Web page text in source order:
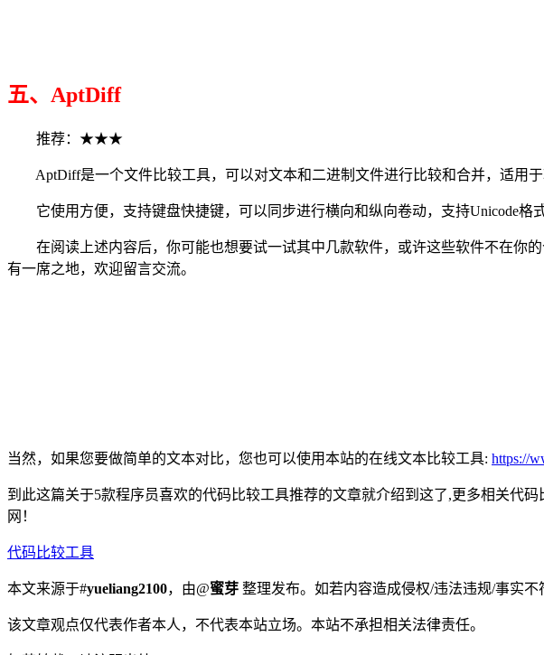
五、AptDiff
推荐：★★★
AptDiff是一个文件比较工具，可以对文本和二进制文件进行比较和合并，适用于
它使用方便，支持键盘快捷键，可以同步进行横向和纵向卷动，支持Unicode格
在阅读上述内容后，你可能也想要试一试其中几款软件，或许这些软件不在你
有一席之地，欢迎留言交流。
当然，如果您要做简单的文本对比，您也可以使用本站的在线文本比较工具: https://
到此这篇关于5款程序员喜欢的代码比较工具推荐的文章就介绍到这了,更多相关代
网！
代码比较工具
本文来源于#yueliang2100，由@蜜芽 整理发布。如若内容造成侵权/违法违规/事实
该文章观点仅代表作者本人，不代表本站立场。本站不承担相关法律责任。